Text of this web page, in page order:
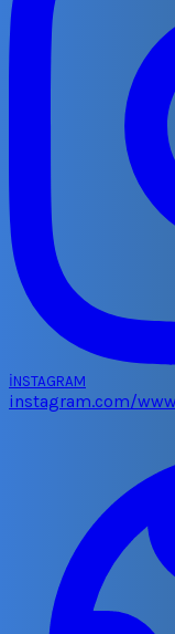
İNSTAGRAM
instagram.com/